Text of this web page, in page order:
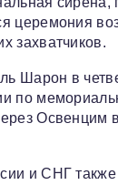
церемония
захватчиков.
Шарон в
по
Освенцим
и СНГ